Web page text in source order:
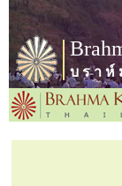
บ ร า